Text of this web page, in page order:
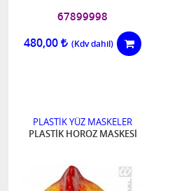
67899998
480,00
PLASTİK YÜZ MASKELER
PLASTİK HOROZ MASKESİ